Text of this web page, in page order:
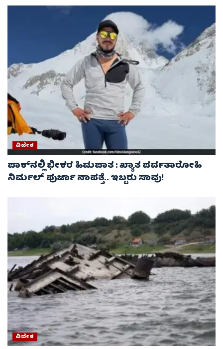
ವಿದೇಶ
ಪಾಕ್‌ನಲ್ಲಿ ಭೀಕರ ಹಿಮಪಾತ : ಖ್ಯಾತ ಪರ್ವತಾರೋಹಿ
ನಿರ್ಮಲ್ ಪುರ್ಜಾ ನಾಪತ್ತೆ.. ಇಬ್ಬರು ಸಾವು!
ವಿದೇಶ